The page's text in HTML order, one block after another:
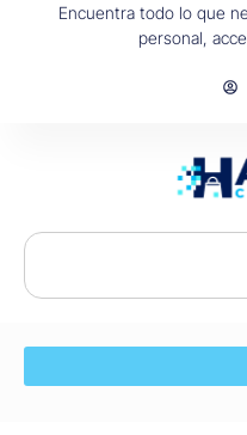
Encuentra todo lo que
personal,